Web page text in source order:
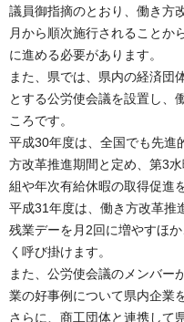
議員御指摘のとおり、働き方
月から順次施行されることか
に進める必要があります。
また、県では、県内の経済団
とする公労使会議を設置し、
ころです。
平成30年度は、全国でも先進
方改革推進期間と定め、第3
組や年次有給休暇の取得促進
平成31年度は、働き方改革推
残業デーを月2回に増やすほ
く呼び掛けます。
また、公労使会議のメンバー
業の好事例について県内企業
さらに、商工団体と連携して